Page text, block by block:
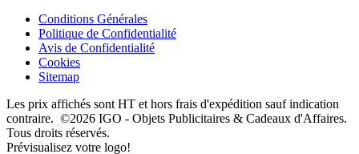
Conditions Générales
Politique de Confidentialité
Avis de Confidentialité
Cookies
Sitemap
Les prix affichés sont HT et hors frais d'expédition sauf indication
contraire. ©2026 IGO - Objets Publicitaires & Cadeaux d'Affaires.
Tous droits réservés.
Prévisualisez votre logo!